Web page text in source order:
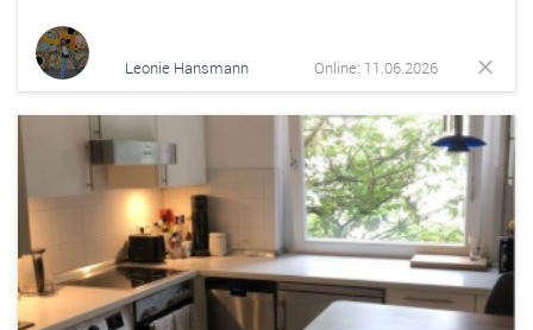
Leonie Hansmann Online: 11.06.2026